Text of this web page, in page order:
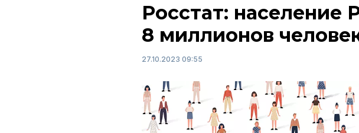
Росстат: население
8 миллионов
27.10.2023 09:55